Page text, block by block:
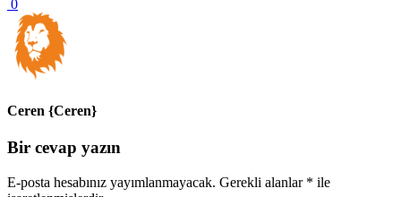
0
Ceren {Ceren}
Bir cevap yazın
E-posta hesabınız yayımlanmayacak. Gerekli alanlar * ile